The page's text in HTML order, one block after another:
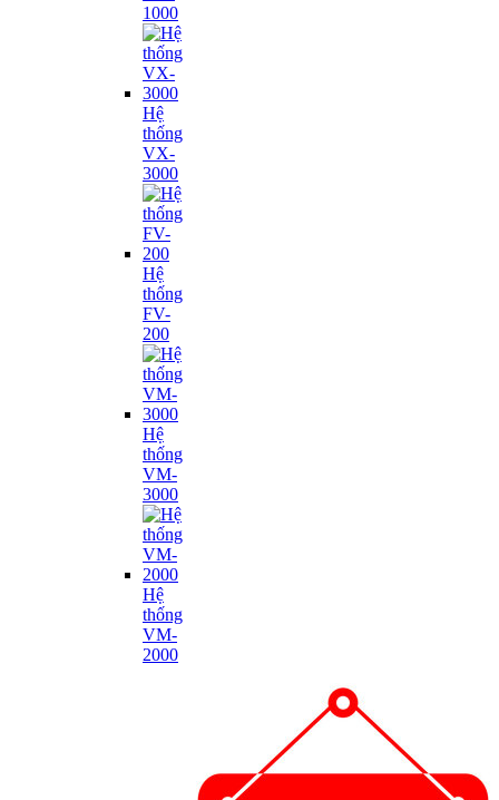
1000
Hệ
thống
VX-
3000
Hệ
thống
FV-
200
Hệ
thống
VM-
3000
Hệ
thống
VM-
2000